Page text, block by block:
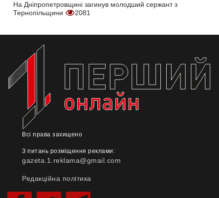
На Дніпропетровщині загинув молодший сержант з
Тернопільщини
2081
Всі права захищено
З питань розміщення реклами:
gazeta.1.reklama@gmail.com
Редакційна політика